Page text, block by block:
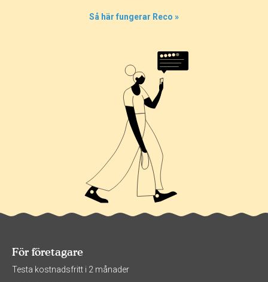
Så här fungerar Reco »
För företagare
Testa kostnadsfritt i 2 månader